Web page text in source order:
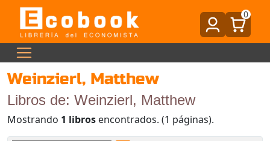
0
Weinzierl, Matthew
Libros de: Weinzierl, Matthew
Mostrando 1 libros encontrados. (1 páginas).